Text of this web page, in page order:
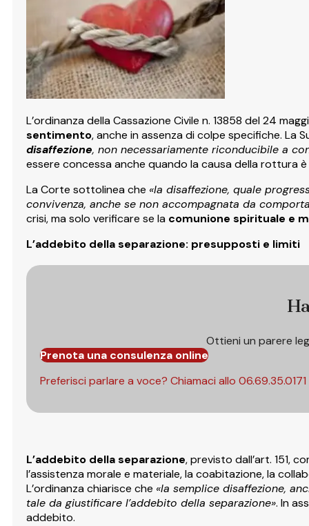
L’ordinanza della Cassazione Civile n. 13858 del 24
sentimento, anche in assenza di colpe specifiche. La
disaffezione, non necessariamente riconducibile a
essere concessa anche quando la causa della rottura
La Corte sottolinea che «la disaffezione, quale
convivenza, anche se non accompagnata da
crisi, ma solo verificare se la comunione spirituale e
L’addebito della separazione: presupposti e limiti
Ottieni un parere
Prenota una consulenza online
Preferisci parlare a voce? Chiamaci allo 06.69.35.0171
L’addebito della separazione, previsto dall’art. 151,
l’assistenza morale e materiale, la coabitazione, la
L’ordinanza chiarisce che «la semplice disaffezione,
tale da giustificare l’addebito della separazione». In
addebito.